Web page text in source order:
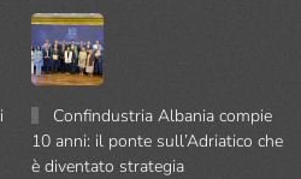
Confindustria Albania compie
10 anni: il ponte sull’Adriatico che
è diventato strategia